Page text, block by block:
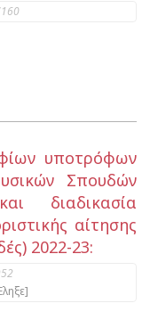
υποτρόφων
Σπουδών
διαδικασία
αίτησης
2022-23: